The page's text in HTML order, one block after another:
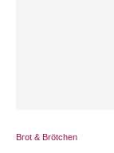
Brot & Brötchen